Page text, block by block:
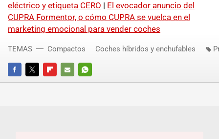
eléctrico y etiqueta CERO | El evocador anuncio del
CUPRA Formentor, o cómo CUPRA se vuelca en el
marketing emocional para vender coches
FACEBOOKTWITTERFLIPBOARD
E-
WHATSAPP
TEMAS Compactos Coches híbridos y enchufables